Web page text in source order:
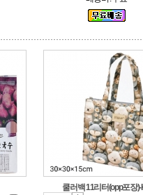
쿨러백 11리터(opp포장